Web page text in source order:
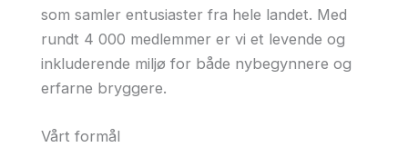
som samler entusiaster fra hele landet. Med
rundt 4 000 medlemmer er vi et levende og
inkluderende miljø for både nybegynnere og
erfarne bryggere.
Vårt formål